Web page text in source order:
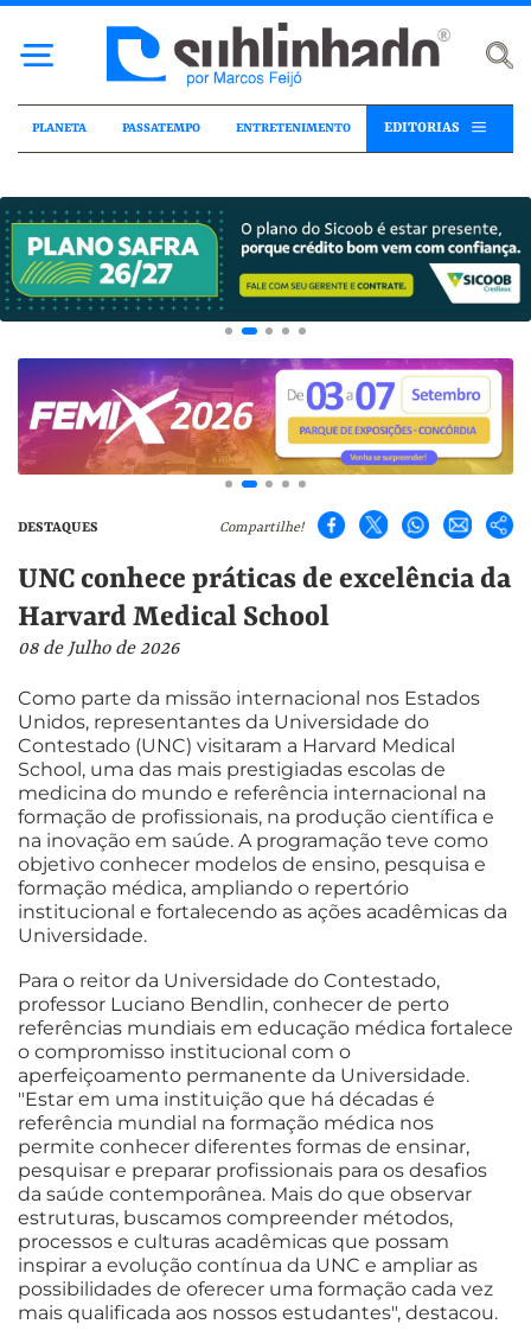
PLANETA PASSATEMPO ENTRETENIMENTO EDITORIAS
DESTAQUES Compartilhe!
UNC conhece práticas de excelência da
Harvard Medical School
08 de Julho de 2026
Como parte da missão internacional nos Estados
Unidos, representantes da Universidade do
Contestado (UNC) visitaram a Harvard Medical
School, uma das mais prestigiadas escolas de
medicina do mundo e referência internacional na
formação de profissionais, na produção científica e
na inovação em saúde. A programação teve como
objetivo conhecer modelos de ensino, pesquisa e
formação médica, ampliando o repertório
institucional e fortalecendo as ações acadêmicas da
Universidade.
Para o reitor da Universidade do Contestado,
professor Luciano Bendlin, conhecer de perto
referências mundiais em educação médica fortalece
o compromisso institucional com o
aperfeiçoamento permanente da Universidade.
"Estar em uma instituição que há décadas é
referência mundial na formação médica nos
permite conhecer diferentes formas de ensinar,
pesquisar e preparar profissionais para os desafios
da saúde contemporânea. Mais do que observar
estruturas, buscamos compreender métodos,
processos e culturas acadêmicas que possam
inspirar a evolução contínua da UNC e ampliar as
possibilidades de oferecer uma formação cada vez
mais qualificada aos nossos estudantes", destacou.